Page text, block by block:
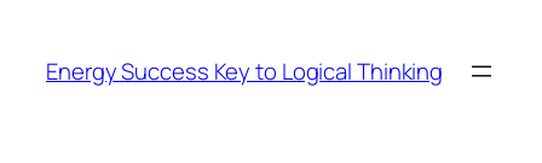
content
Energy Success Key to Logical Thinking